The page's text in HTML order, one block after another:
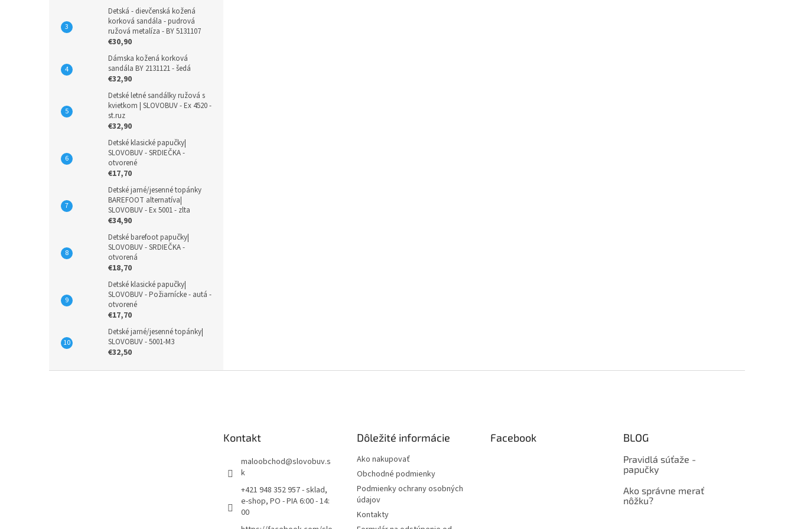
Detská - dievčenská kožená
korková sandála - pudrová
ružová metalíza - BY 5131107
€30,90
Dámska kožená korková
sandála BY 2131121 - šedá
€32,90
Detské letné sandálky ružová s
kvietkom | SLOVOBUV - Ex 4520 -
st.ruz
€32,90
Detské klasické papučky|
SLOVOBUV - SRDIEČKA -
otvorené
€17,70
Detské jarné/jesenné topánky
BAREFOOT alternatíva|
SLOVOBUV - Ex 5001 - zlta
€34,90
Detské barefoot papučky|
SLOVOBUV - SRDIEČKA -
otvorená
€18,70
Detské klasické papučky|
SLOVOBUV - Požiarnícke - autá -
otvorené
€17,70
Detské jarné/jesenné topánky|
SLOVOBUV - 5001-M3
€32,50
Kontakt
maloobchod@slovobuv.s
k
+421 948 352 957 - sklad,
e-shop, PO - PIA 6:00 - 14:
00
Dôležité informácie
Ako nakupovať
Obchodné podmienky
Podmienky ochrany osobných
údajov
Kontakty
Facebook BLOG
Pravidlá súťaže -
papučky
Ako správne merať
nôžku?